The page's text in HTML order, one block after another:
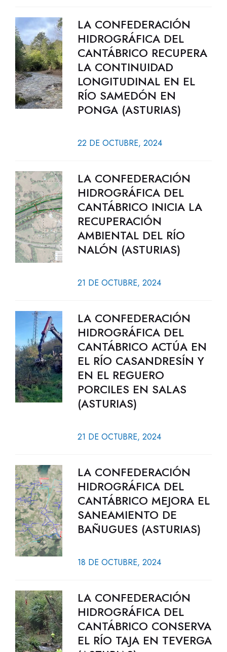
LA CONFEDERACIÓN
HIDROGRÁFICA DEL
CANTÁBRICO RECUPERA
LA CONTINUIDAD
LONGITUDINAL EN EL
RÍO SAMEDÓN EN
PONGA (ASTURIAS)
22 DE OCTUBRE, 2024
LA CONFEDERACIÓN
HIDROGRÁFICA DEL
CANTÁBRICO INICIA LA
RECUPERACIÓN
AMBIENTAL DEL RÍO
NALÓN (ASTURIAS)
21 DE OCTUBRE, 2024
LA CONFEDERACIÓN
HIDROGRÁFICA DEL
CANTÁBRICO ACTÚA EN
EL RÍO CASANDRESÍN Y
EN EL REGUERO
PORCILES EN SALAS
(ASTURIAS)
21 DE OCTUBRE, 2024
LA CONFEDERACIÓN
HIDROGRÁFICA DEL
CANTÁBRICO MEJORA EL
SANEAMIENTO DE
BAÑUGUES (ASTURIAS)
18 DE OCTUBRE, 2024
LA CONFEDERACIÓN
HIDROGRÁFICA DEL
CANTÁBRICO CONSERVA
EL RÍO TAJA EN TEVERGA